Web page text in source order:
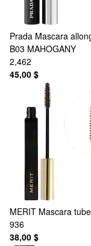
Prada Mascara
B03 MAHOGANY
2,462
45,00 $
MERIT Mascara
936
38,00 $